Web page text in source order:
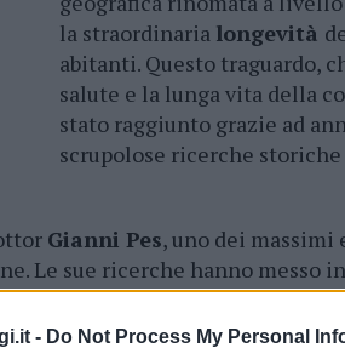
- Do Not Process My Personal
la straordinaria longevità
abitanti. Questo traguardo,
salute e la lunga vita della
stato raggiunto grazie ad
scrupolose ricerche storiche
Gianni Pes, uno dei massimi
Le sue ricerche hanno messo
Tra queste la genetica della
contribuiscono in modo